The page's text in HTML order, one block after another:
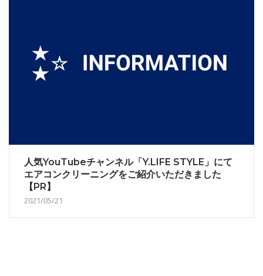
人気YouTubeチャンネル「Y.LIFE STYLE」にて
エアコンクリーニングをご紹介いただきました
【PR】
2021/05/21